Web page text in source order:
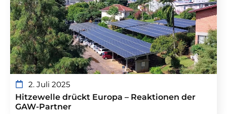
2. Juli 2025
Hitzewelle drückt Europa – Reaktionen der
GAW-Partner